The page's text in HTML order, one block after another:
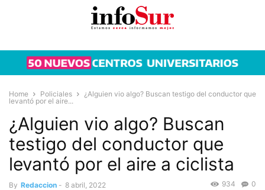
Home Policiales
¿Alguien vio algo? Buscan testigo del conductor que
levantó por el aire...
¿Alguien vio algo? Buscan
testigo del conductor que
levantó por el aire a ciclista
By Redaccion - 8 abril, 2022 0
934